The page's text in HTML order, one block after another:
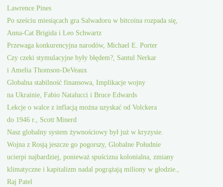
Lawrence Pines
Po sześciu miesiącach gra Salwadoru w bitcoina rozpada się,
Anna-Cat Brigida i Leo Schwartz
Przewaga konkurencyjna narodów, Michael E. Porter
Czy czeki stymulacyjne były błędem?, Santul Nerkar
i Amelia Thomson-DeVeaux
Globalna stabilność finansowa, Implikacje wojny
na Ukrainie, Fabio Natalucci i Bruce Edwards
Lekcje o walce z inflacją można uzyskać od Volckera
do 1946 r., Scott Minerd
Nasz globalny system żywnościowy był już w kryzysie.
Wojna z Rosją jeszcze go pogorszy, Globalne Południe
ucierpi najbardziej, ponieważ spuścizna kolonialna, zmiany
klimatyczne i kapitalizm nadal pogrążają miliony w głodzie.,
Raj Patel